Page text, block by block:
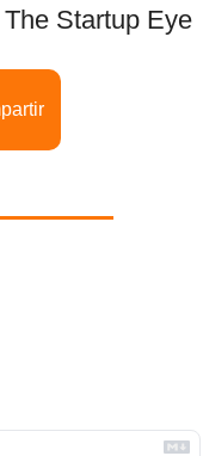
Startup Eye